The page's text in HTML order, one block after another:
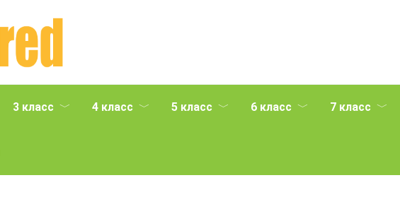
3 класс 4 класс 5 класс 6 класс 7 класс